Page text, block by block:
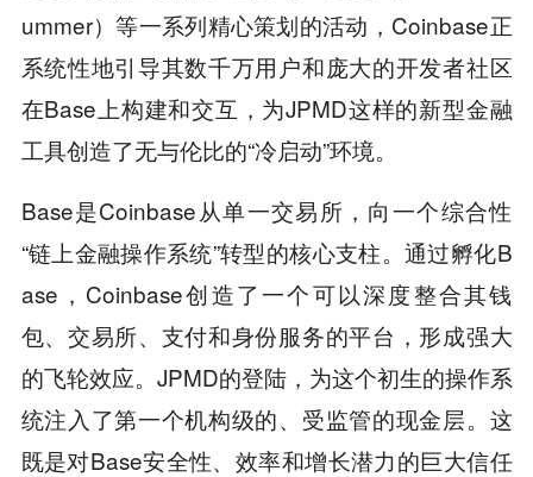
ummer）等一系列精心策划的活动，Coinbase正
系统性地引导其数千万用户和庞大的开发者社区
在Base上构建和交互，为JPMD这样的新型金融
工具创造了无与伦比的“冷启动”环境。
Base是Coinbase从单一交易所，向一个综合性
“链上金融操作系统”转型的核心支柱。通过孵化B
ase，Coinbase创造了一个可以深度整合其钱
包、交易所、支付和身份服务的平台，形成强大
的飞轮效应。JPMD的登陆，为这个初生的操作系
统注入了第一个机构级的、受监管的现金层。这
既是对Base安全性、效率和增长潜力的巨大信任